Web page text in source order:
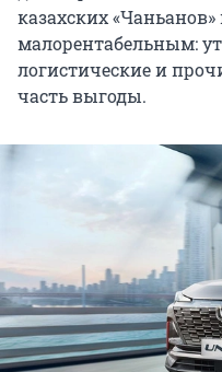
казахских
малорентабельным:
логистические и
часть выгоды.